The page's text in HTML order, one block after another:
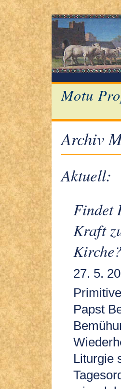
Motu
Archiv
Aktuell:
Findet
Kraft
Kirche?
27. 5.
Papst
Liturgie